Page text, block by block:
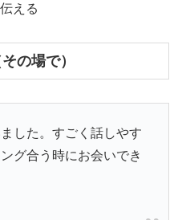
える
の場で）
した。すごく話しやす
グ合う時にお会いでき